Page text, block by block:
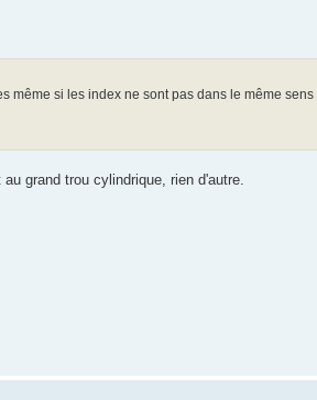
si les index ne sont pas dans le même
grand trou cylindrique, rien d'autre.